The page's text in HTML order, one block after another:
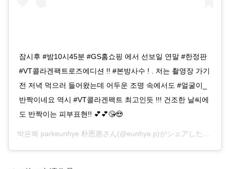
잠시후 #밤10시45분 #GS홈쇼핑 에서 선보일 연말 #한정판
#VT콜라겐팩트로즈에디션 !! #본방사수 ! . 저는 촬영장 가기
전 저녁 먹으러 들어왔는데 어두운 조명 속에서도 #얼굴이_
반짝이네요 역시 #VT콜라겐팩트 최고인듯 !!! 건조한 날씨에
도 반짝이는 피부표현!! 💕💕😘😍
박은혜 parkeunhye 朴恩惠さん(@eunhye.p)がシェアした投稿 –